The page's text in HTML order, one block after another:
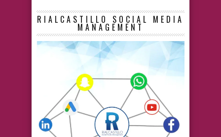
RIALCASTILLO SOCIAL MEDIA
MANAGEMENT